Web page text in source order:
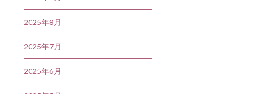
2025年8月
2025年7月
2025年6月